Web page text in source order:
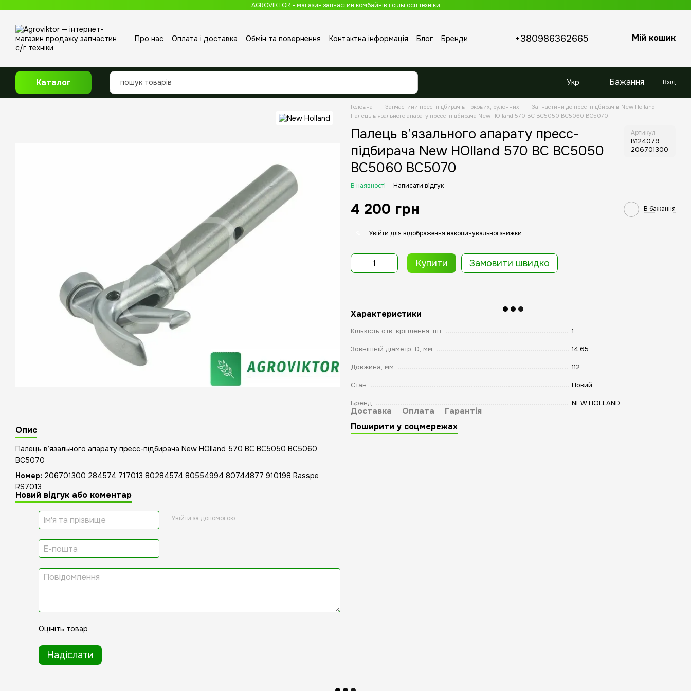
AGROVIKTOR - магазин запчастин комбайнів і сільгосп техніки
Про нас Оплата і доставка Обмін та повернення Контактна інформація Блог
Бренди
+380986362665 Мій кошик
Каталог Укр Бажання Вхід
Опис
Палець в’язального апарату пресс-підбирача New HOlland 570 BC BC5050 BC5060
BC5070
Номер: 206701300 284574 717013 80284574 80554994 80744877 910198 Rasspe
RS7013
Новий відгук або коментар
Увійти за допомогою
Оцініть товар
Надіслати
Головна Запчастини прес-підбирачів тюкових, рулонних
Запчастини до прес-підбирачів New Holland
Палець в’язального апарату пресс-підбирача New HOlland 570 BC BC5050 BC5060 BC5070
Палець в’язального апарату пресс-
підбирача New HOlland 570 BC BC5050
BC5060 BC5070
Артикул
B124079
206701300
В наявності Написати відгук
4 200 грн В бажання
Увійти для відображення накопичувальної знижки
Купити Замовити швидко
Характеристики
Кількість отв. кріплення, шт 1
Зовнішній діаметр, D, мм 14,65
Довжина, мм 112
Стан Новий
Бренд NEW HOLLAND
Доставка Оплата
Гарантія
Поширити у соцмережах